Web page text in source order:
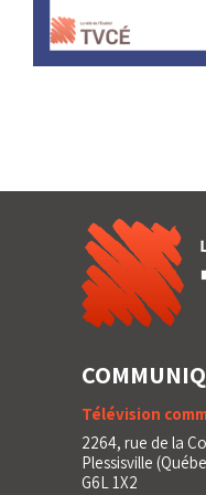
Télévision
2264, rue de la
Plessisville
G6L 1X2